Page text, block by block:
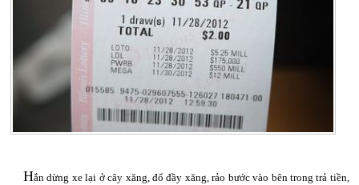
Hắn dừng xe lại ở cây xăng, đổ đầy xăng, rảo bước vào bên trong trả tiền,